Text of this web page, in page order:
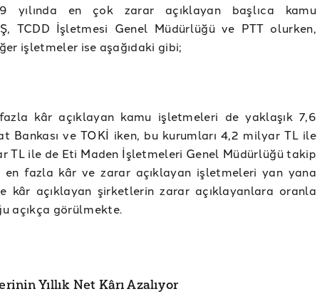
yılında en çok zarar açıklayan başlıca kamu
TCDD İşletmesi Genel Müdürlüğü ve PTT olurken,
işletmeler ise aşağıdaki gibi;
kâr açıklayan kamu işletmeleri de yaklaşık 7,6
Bankası ve TOKİ iken, bu kurumları 4,2 milyar TL ile
TL ile de Eti Maden İşletmeleri Genel Müdürlüğü takip
en fazla kâr ve zarar açıklayan işletmeleri yan yana
kâr açıklayan şirketlerin zarar açıklayanlara oranla
açıkça görülmekte.
Yıllık Net Kârı Azalıyor